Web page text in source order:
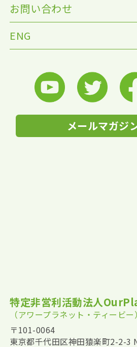
お問い合わせ
ENG
メールマガジ
特定非営利活動法人
（アワープラネット・ティービー）
〒101-0064
東京都千代田区神田猿楽町2-2-3